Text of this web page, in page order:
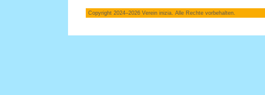
Copyright 2024–2026 Verein inizia. Alle Rechte vorbehalten.